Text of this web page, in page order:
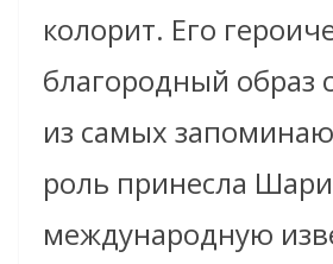
колорит. Его
благородный образ
из самых
роль принесла
международную